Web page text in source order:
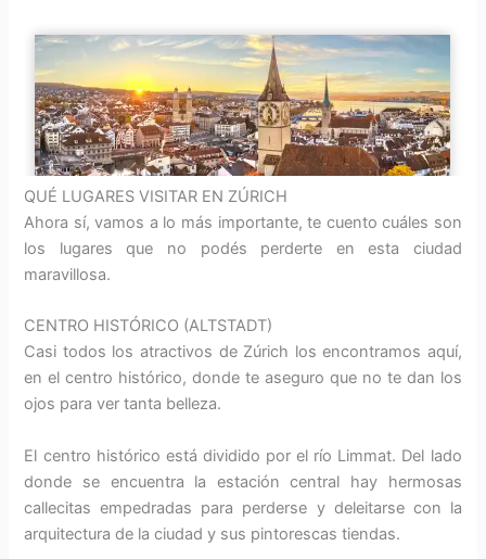
QUÉ LUGARES VISITAR EN ZÚRICH
Ahora sí, vamos a lo más importante, te cuento cuáles son
los lugares que no podés perderte en esta ciudad
maravillosa.
CENTRO HISTÓRICO (ALTSTADT)
Casi todos los atractivos de Zúrich los encontramos aquí,
en el centro histórico, donde te aseguro que no te dan los
ojos para ver tanta belleza.
El centro histórico está dividido por el río Limmat. Del lado
donde se encuentra la estación central hay hermosas
callecitas empedradas para perderse y deleitarse con la
arquitectura de la ciudad y sus pintorescas tiendas.